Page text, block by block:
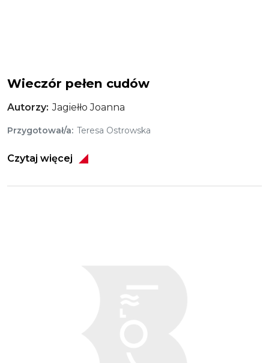
Wieczór pełen cudów
Autorzy Jagiełło Joanna
Przygotował/a Teresa Ostrowska
Czytaj więcej